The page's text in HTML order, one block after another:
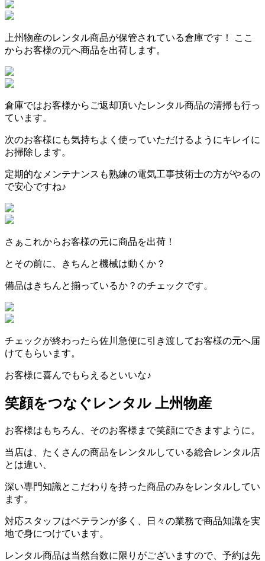
上州物産のレンタル商品が保管されている倉庫です！ ここ
からお客様の元へ商品を出荷します。
倉庫ではお客様からご返却頂いたレンタル商品の清掃も行っ
ています。
次のお客様にも気持ちよく使っていただけるようにキレイに
お掃除します。
定期的なメンテナンスも熟練の電気工事技術士の方がやるの
で安心ですね♪
さぁこれからお客様の元に商品を出荷！
とその前に、きちんと機械は動くか？
備品はきちんと揃っているか？のチェックです。
チェックが終わったら佐川急便に引き渡してお客様の元へ届
けてもらいます。
お客様に喜んでもらえるといいな♪
笑顔をつなぐレンタル 上州物産
お客様はもちろん、そのお客様まで笑顔にできますように。
当店は、たくさんの商品をレンタルしている総合レンタル店
とは違い、
深い専門知識とこだわりを持った商品のみをレンタルしてい
ます。
対応スタッフはベテランが多く、日々の業務で商品知識を実
地で身につけています。
レンタル商品は当然台数に限りがございますので、予約は先